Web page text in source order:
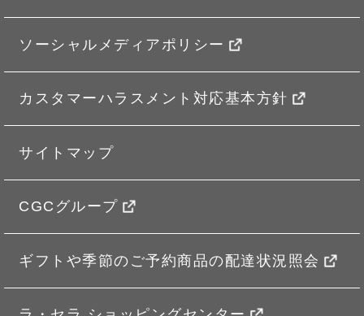
ソーシャルメディアポリシー
カスタマーハラスメント対応基本方針
サイトマップ
CGCグループ
ギフトや季節のご予約商品の配達状況照会